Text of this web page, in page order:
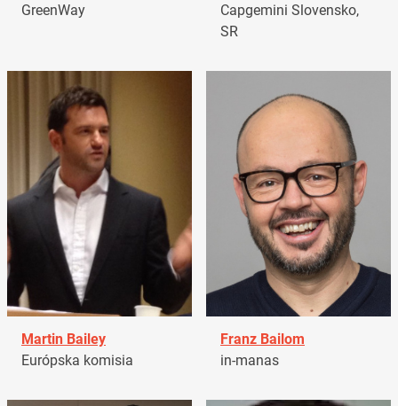
GreenWay
Capgemini Slovensko,
SR
Martin Bailey
Európska komisia
Franz Bailom
in-manas